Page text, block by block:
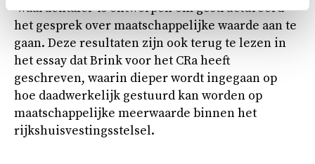
‘waardentafel’ is ontworpen om gestructureerd
het gesprek over maatschappelijke waarde aan te
gaan. Deze resultaten zijn ook terug te lezen in
het essay dat Brink voor het CRa heeft
geschreven, waarin dieper wordt ingegaan op
hoe daadwerkelijk gestuurd kan worden op
maatschappelijke meerwaarde binnen het
rijkshuisvestingsstelsel.